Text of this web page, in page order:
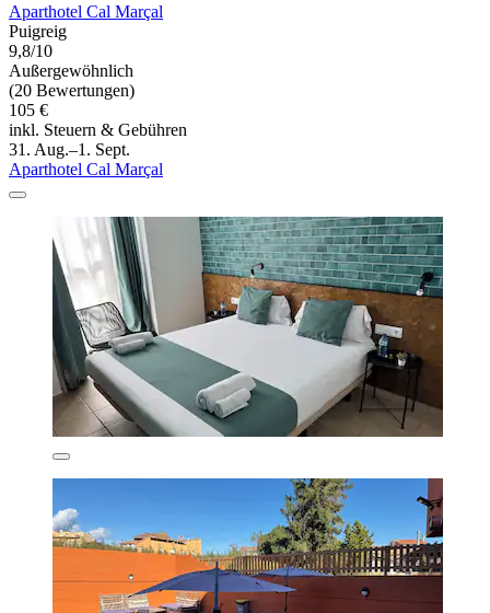
Aparthotel Cal Marçal
Puigreig
9,8/10
Außergewöhnlich
(20 Bewertungen)
105 €
inkl. Steuern & Gebühren
31. Aug.–1. Sept.
Aparthotel Cal Marçal